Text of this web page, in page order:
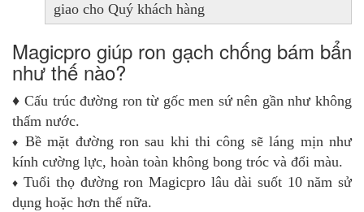
giao cho Quý khách hàng
Magicpro giúp ron gạch chống bám bẩn
như thế nào?
♦ Cấu trúc đường ron từ gốc men sứ nên gần như không
thấm nước.
♦ Bề mặt đường ron sau khi thi công sẽ láng mịn như
kính cường lực, hoàn toàn không bong tróc và đổi màu.
♦Tuổi thọ đường ron Magicpro lâu dài suốt 10 năm sử
dụng hoặc hơn thế nữa.